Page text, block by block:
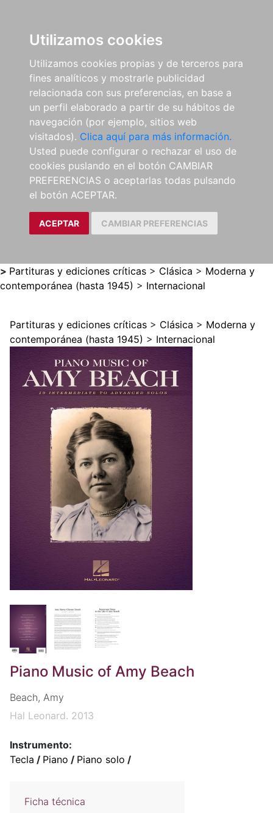
Utilizamos cookies
Utilizamos cookies propias y de terceros para
fines analíticos y mostrarle publicidad
relacionada con sus preferencias, en base a
un perfil elaborado a partir de su hábitos de
navegación (por ejemplo, sitios web
visitados). Clica aquí para más información.
Usted puede configurar o rechazar el uso de
cookies puslando en el botón CAMBIAR
PREFERENCIAS o aceptarlas todas pulsando
el botón ACEPTAR.
ACEPTAR CAMBIAR PREFERENCIAS
> Partituras y ediciones críticas > Clásica > Moderna y
contemporánea (hasta 1945) > Internacional
Partituras y ediciones críticas > Clásica > Moderna y
contemporánea (hasta 1945) > Internacional
Piano Music of Amy Beach
Beach, Amy
Hal Leonard. 2013
Instrumento:
Tecla / Piano / Piano solo /
Ficha técnica